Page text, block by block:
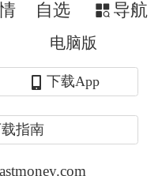
、 长川科技 、紫光
、北京君正
业绩翻倍；
、大普微业绩明
自选 导航
电脑版
下载App
指南